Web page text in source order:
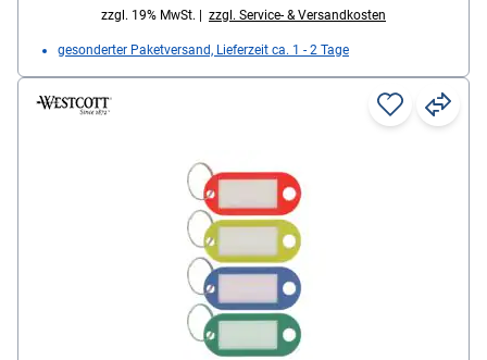
zzgl. 19% MwSt. | zzgl. Service- & Versandkosten
gesonderter Paketversand, Lieferzeit ca. 1 - 2 Tage